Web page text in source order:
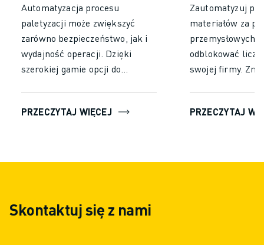
Automatyzacja procesu
paletyzacji może zwiększyć
zarówno bezpieczeństwo, jak i
wydajność operacji. Dzięki
szerokiej gamie opcji do
rozmiarów, ładunków, czasów
jednoczesnym zapewnieniu, że
PRZECZYTAJ WIĘCEJ
Zautomatyzuj
materiałów za
przemysłowych,
odblokować
swojej firmy.
ograniczenie
nieprzerwanie
PRZECZYTAJ
Skontaktuj się z nami